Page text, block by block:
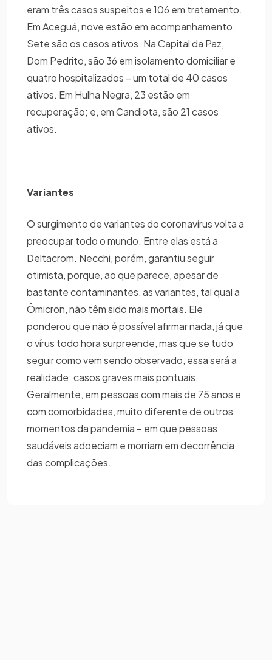
eram três casos suspeitos e 106 em tratamento.
Em Aceguá, nove estão em acompanhamento.
Sete são os casos ativos. Na Capital da Paz,
Dom Pedrito, são 36 em isolamento domiciliar e
quatro hospitalizados – um total de 40 casos
ativos. Em Hulha Negra, 23 estão em
recuperação; e, em Candiota, são 21 casos
ativos.
Variantes
O surgimento de variantes do coronavírus volta a
preocupar todo o mundo. Entre elas está a
Deltacrom. Necchi, porém, garantiu seguir
otimista, porque, ao que parece, apesar de
bastante contaminantes, as variantes, tal qual a
Ômicron, não têm sido mais mortais. Ele
ponderou que não é possível afirmar nada, já que
o vírus todo hora surpreende, mas que se tudo
seguir como vem sendo observado, essa será a
realidade: casos graves mais pontuais.
Geralmente, em pessoas com mais de 75 anos e
com comorbidades, muito diferente de outros
momentos da pandemia – em que pessoas
saudáveis adoeciam e morriam em decorrência
das complicações.